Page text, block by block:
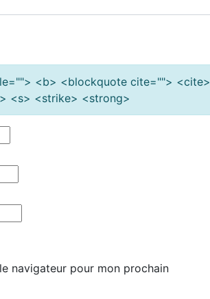
<b> <blockquote cite=""> <cite>
<s> <strike> <strong>
navigateur pour mon prochain